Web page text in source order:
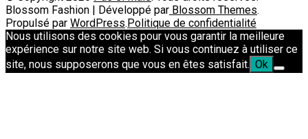
Blossom Fashion | Développé par Blossom Themes.
Propulsé par WordPress.Politique de confidentialité
Nous utilisons des cookies pour vous garantir la meilleure
expérience sur notre site web. Si vous continuez à utiliser ce
site, nous supposerons que vous en êtes satisfait. Ok